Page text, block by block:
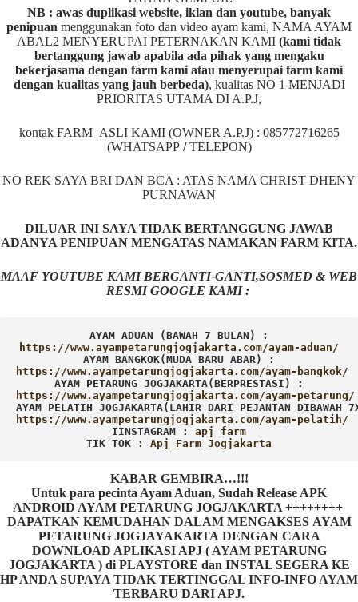
NB : awas duplikasi website, iklan dan youtube, banyak
penipuan menggunakan foto dan video ayam kami, NAMA AYAM
ABAL2 MENYERUPAI PETERNAKAN KAMI (kami tidak
bertanggung jawab apabila ada pihak yang mengaku
bekerjasama dengan farm kami atau menyerupai farm kami
dengan kualitas yang jauh berbeda), kualitas NO 1 MENJADI
PRIORITAS UTAMA DI A.P.J,
kontak FARM ASLI KAMI (OWNER A.P.J) : 085772716265
(WHATSAPP /TELEPON)
NO REK SAYA BRI DAN BCA : ATAS NAMA CHRIST DHENY
PURNAWAN
DILUAR INI SAYA TIDAK BERTANGGUNG JAWAB
ADANYA PENIPUAN MENGATAS NAMAKAN FARM KITA.
MAAF YOUTUBE KAMI BERGANTI-GANTI,SOSMED & WEB
RESMI GOOGLE KAMI :
AYAM ADUAN (BAWAH 7 BULAN) :
AYAM BANGKOK(MUDA BARU ABAR) :
AYAM PETARUNG JOGJAKARTA(BERPRESTASI) :
AYAM PELATIH JOGJAKARTA(LAHIR DARI PEJANTAN DIBAWAH
IINSTAGRAM :
TIK TOK : Apj_Farm_Jogjakarta
KABAR GEMBIRA…!!!
Untuk para pecinta Ayam Aduan, Sudah Release APK
ANDROID AYAM PETARUNG JOGJAKARTA ++++++++
DAPATKAN KEMUDAHAN DALAM MENGAKSES AYAM
PETARUNG JOGJAYAKARTA DENGAN CARA
DOWNLOAD APLIKASI APJ ( AYAM PETARUNG
JOGJAKARTA ) di PLAYSTORE dan INSTAL SEGERA KE
HP ANDA SUPAYA TIDAK TERTINGGAL INFO-INFO AYAM
TERBARU DARI APJ.